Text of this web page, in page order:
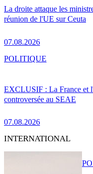
La droite attaque les
réunion de l'UE sur Ceuta
07.08.2026
EXCLUSIF : La France et
controversée au SEAE
07.08.2026
POLITIQUE
INTERNATIONAL